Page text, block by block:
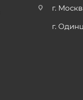
г.
г.